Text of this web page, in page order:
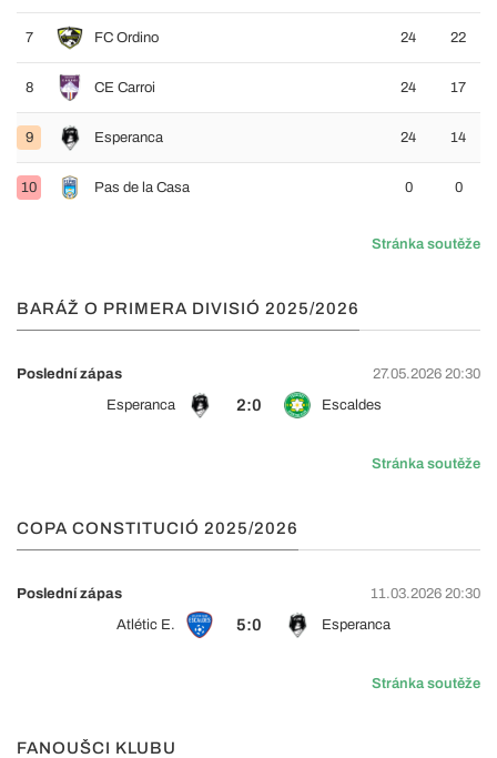
7 FC Ordino 24 22
8 CE Carroi 24 17
9 Esperanca 24 14
10 Pas de la Casa 0 0
Stránka soutěže
BARÁŽ O PRIMERA DIVISIÓ 2025/2026
Poslední zápas
27.05.2026 20:30
Esperanca
2:0 Escaldes
Stránka soutěže
COPA CONSTITUCIÓ 2025/2026
Poslední zápas
11.03.2026 20:30
Atlétic E.
5:0 Esperanca
Stránka soutěže
FANOUŠCI KLUBU